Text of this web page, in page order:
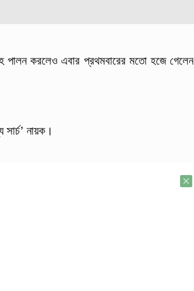
করলেও এবার প্রথমবারের মতো হজে গেলেন
নায়ক।